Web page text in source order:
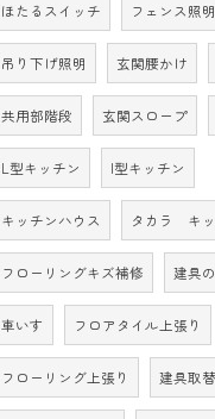
ほたるスイッチ フェンス照明
吊り下げ照明 玄関腰かけ
共用部階段 玄関スロープ
L型キッチン I型キッチン
キッチンハウス タカラ キ
フローリングキズ補修 建具
車いす フロアタイル上張り
フローリング上張り 建具取